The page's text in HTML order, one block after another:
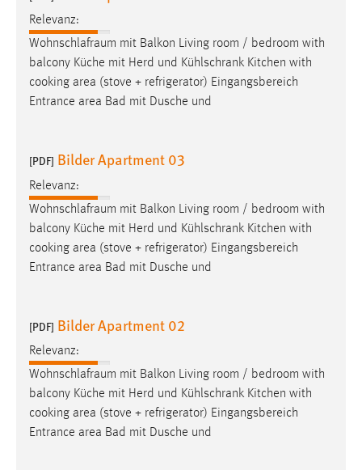
Relevanz:
Wohnschlafraum mit Balkon Living room / bedroom with
balcony Küche mit Herd und Kühlschrank Kitchen with
cooking area (stove + refrigerator) Eingangsbereich
Entrance area Bad mit Dusche und
[PDF] Bilder Apartment 03
Relevanz:
Wohnschlafraum mit Balkon Living room / bedroom with
balcony Küche mit Herd und Kühlschrank Kitchen with
cooking area (stove + refrigerator) Eingangsbereich
Entrance area Bad mit Dusche und
[PDF] Bilder Apartment 02
Relevanz:
Wohnschlafraum mit Balkon Living room / bedroom with
balcony Küche mit Herd und Kühlschrank Kitchen with
cooking area (stove + refrigerator) Eingangsbereich
Entrance area Bad mit Dusche und